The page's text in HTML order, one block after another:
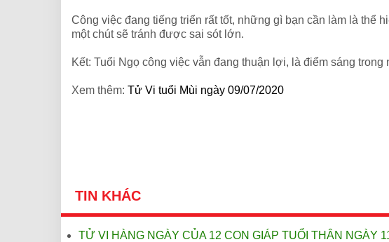
Công việc đang tiếng triển rất tốt, những gì bạn cần làm là thể
một chút sẽ tránh được sai sót lớn.
Kết: Tuổi Ngọ công việc vẫn đang thuận lợi, là điểm sáng
Xem thêm: Tử Vi tuổi Mùi ngày 09/07/2020
TIN KHÁC
TỬ VI HÀNG NGÀY CỦA 12 CON GIÁP TUỔI THÂN NGÀY